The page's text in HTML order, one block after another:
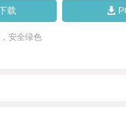
载
安全绿色